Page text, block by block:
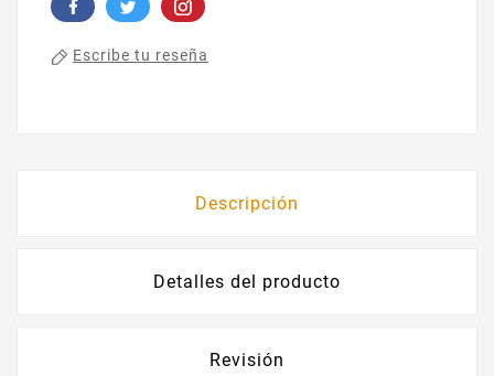
Escribe tu reseña
Descripción
Detalles del producto
Revisión